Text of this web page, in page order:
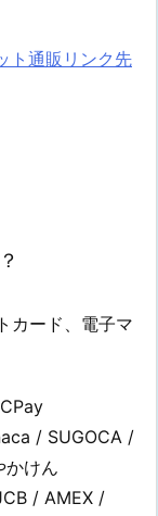
ト通販リンク先
カード、電子マ
/ SUGOCA /
けん
/ AMEX /